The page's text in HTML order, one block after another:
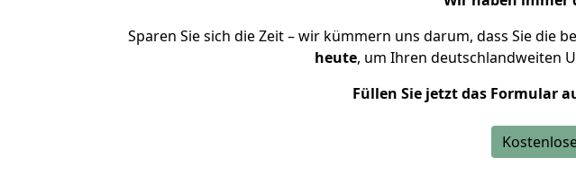
Sparen Sie sich die Zeit – wir kümmern uns darum, dass Sie die
heute, um Ihren deutschlandweiten
Füllen Sie jetzt das Formular